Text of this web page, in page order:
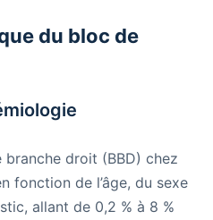
du bloc de
droit (BBD) chez
fonction de l’âge, du sexe
allant de 0,2 % à 8 %